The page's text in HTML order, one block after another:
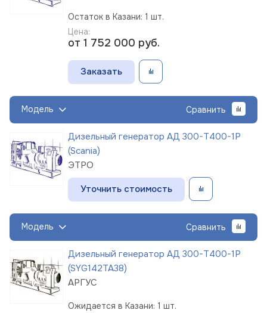
Остаток в Казани: 1 шт.
Цена:
от 1 752 000 руб.
Заказать
Модель Сравнить
Дизельный генератор АД 300-Т400-1Р
(Scania)
ЭТРО
Уточнить стоимость
Модель Сравнить
Дизельный генератор АД 300-Т400-1Р
(SYG142TA38)
АРГУС
Ожидается в Казани: 1 шт.